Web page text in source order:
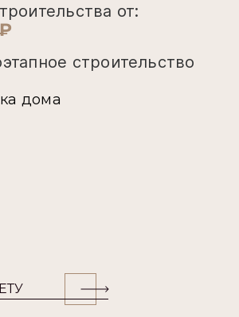
от:
строительство
дома